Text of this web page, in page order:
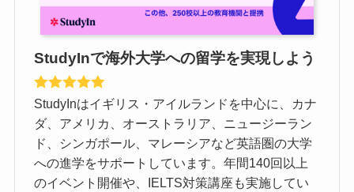
StudyInで海外大学への留学を実現しよう
StudyInはイギリス・アイルランドを中心に、カナ
ダ、アメリカ、オーストラリア、ニュージーラン
ド、シンガポール、マレーシアなど英語圏の大学
への進学をサポートしています。年間140回以上
のイベント開催や、IELTS対策講座も実施してい